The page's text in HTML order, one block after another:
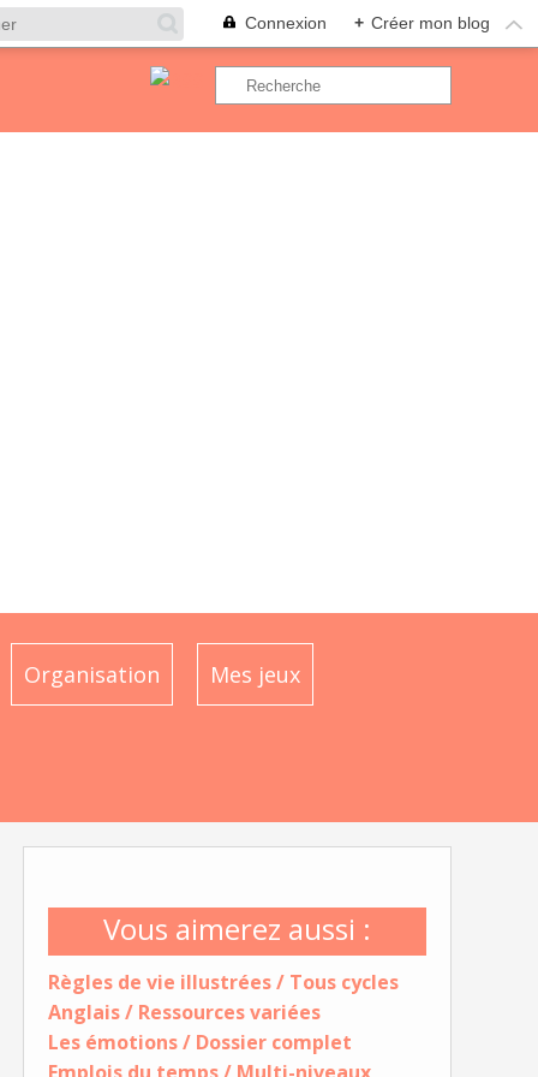
Connexion + Créer mon blog
Organisation Mes jeux
Vous aimerez aussi :
Règles de vie illustrées / Tous cycles
Anglais / Ressources variées
Les émotions / Dossier complet